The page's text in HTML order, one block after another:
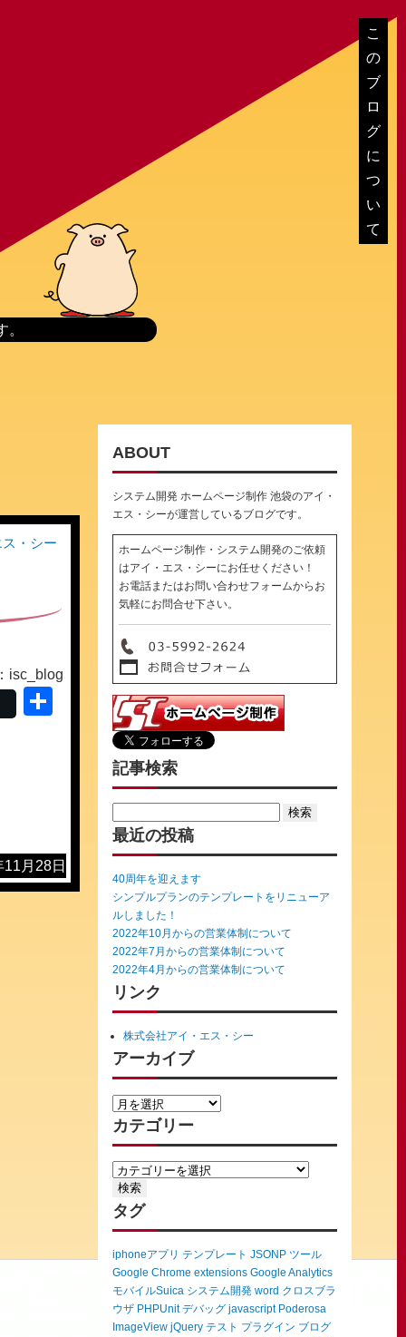
こ
の
ブ
ロ
グ
に
つ
い
て
・シー
isc_blog
月28日
ABOUT
システム開発 ホームページ制作 池袋のアイ・
エス・シーが運営しているブログです。
ホームページ制作・システム開発のご依頼
はアイ・エス・シーにお任せください！
お電話またはお問い合わせフォームからお
気軽にお問合せ下さい。
記事検索
for:
最近の投稿
40周年を迎えます
シンプルプランのテンプレートをリニューア
ルしました！
2022年10月からの営業体制について
2022年7月からの営業体制について
2022年4月からの営業体制について
リンク
株式会社アイ・エス・シー
アーカイブ
カテゴリー
タグ
iphoneアプリ テンプレート JSONP ツール
Google Chrome extensions Google Analytics
モバイルSuica システム開発 word クロスブラ
ウザ PHPUnit デバッグ javascript Poderosa
ImageView jQuery テスト プラグイン ブログ